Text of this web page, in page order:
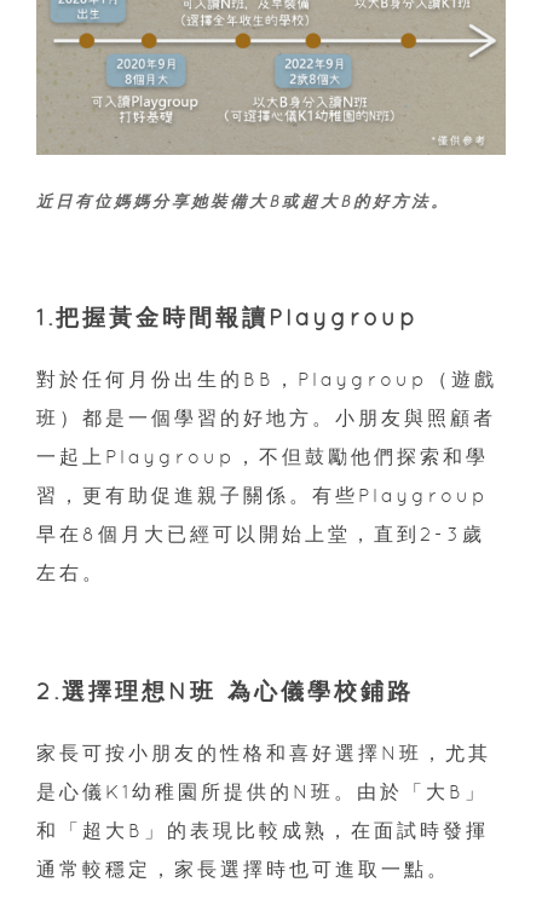
近日有位媽媽分享她裝備大B或超大B的好方法。
1.把握黃金時間報讀Playgroup
對於任何月份出生的BB，Playgroup（遊戲
班）都是一個學習的好地方。小朋友與照顧者
一起上Playgroup，不但鼓勵他們探索和學
習，更有助促進親子關係。有些Playgroup
早在8個月大已經可以開始上堂，直到2-3歲
左右。
2.選擇理想N班 為心儀學校鋪路
家長可按小朋友的性格和喜好選擇N班，尤其
是心儀K1幼稚園所提供的N班。由於「大B」
和「超大B」的表現比較成熟，在面試時發揮
通常較穩定，家長選擇時也可進取一點。